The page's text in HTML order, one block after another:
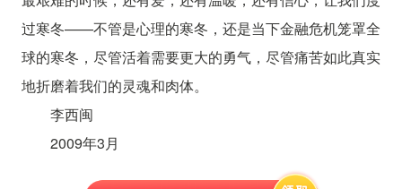
过寒冬——不管是心理的寒冬，还是当下金融危机笼罩全
球的寒冬，尽管活着需要更大的勇气，尽管痛苦如此真实
地折磨着我们的灵魂和肉体。
李西闽
2009年3月